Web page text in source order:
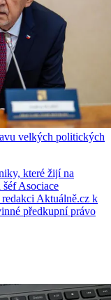
velkých politických
které žijí na
Asociace
Aktuálně.cz k
předkupní právo